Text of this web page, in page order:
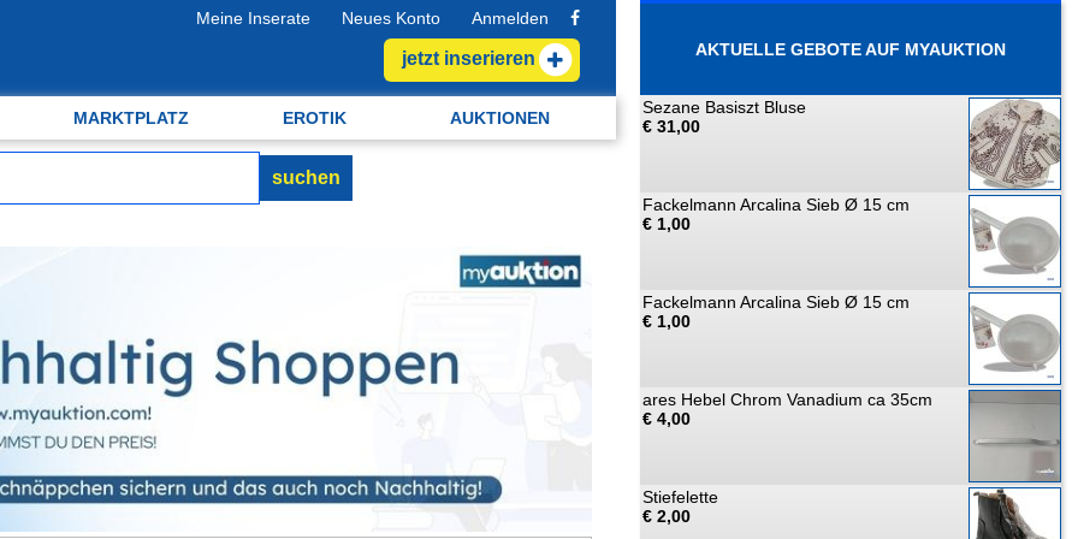
Meine Inserate Neues Konto Anmelden
jetzt inserieren
MARKTPLATZ EROTIK AUKTIONEN
suchen
AKTUELLE GEBOTE AUF MYAUKTION
Sezane Basiszt Bluse
€ 31,00
Fackelmann Arcalina Sieb Ø 15 cm
€ 1,00
Fackelmann Arcalina Sieb Ø 15 cm
€ 1,00
ares Hebel Chrom Vanadium ca 35cm
€ 4,00
Stiefelette
€ 2,00